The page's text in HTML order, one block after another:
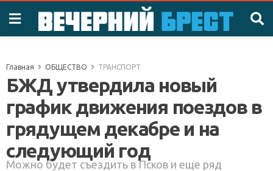
Главная ОБЩЕСТВО ТРАНСПОРТ
БЖД утвердила новый
график движения поездов в
грядущем декабре и на
следующий год
Можно будет съездить в Псков и еще ряд